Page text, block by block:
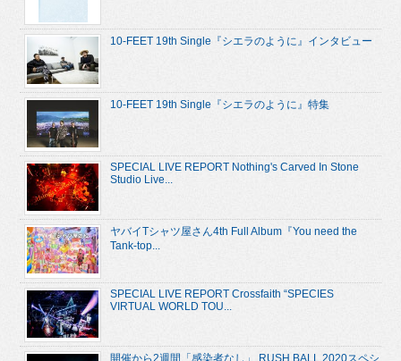
10-FEET 19th Single『シエラのように』インタビュー
10-FEET 19th Single『シエラのように』特集
SPECIAL LIVE REPORT Nothing's Carved In Stone
Studio Live...
ヤバイTシャツ屋さん4th Full Album『You need the
Tank-top...
SPECIAL LIVE REPORT Crossfaith “SPECIES
VIRTUAL WORLD TOU...
開催から2週間「感染者なし」 RUSH BALL 2020スペシ